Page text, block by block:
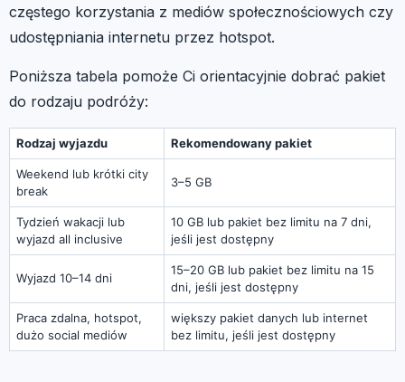
częstego korzystania z mediów społecznościowych czy
udostępniania internetu przez hotspot.
Poniższa tabela pomoże Ci orientacyjnie dobrać pakiet
do rodzaju podróży:
Rodzaj wyjazdu Rekomendowany pakiet
Weekend lub krótki city
break
3–5 GB
Tydzień wakacji lub
wyjazd all inclusive
10 GB lub pakiet bez limitu na 7 dni,
jeśli jest dostępny
Wyjazd 10–14 dni
15–20 GB lub pakiet bez limitu na 15
dni, jeśli jest dostępny
Praca zdalna, hotspot,
dużo social mediów
większy pakiet danych lub internet
bez limitu, jeśli jest dostępny